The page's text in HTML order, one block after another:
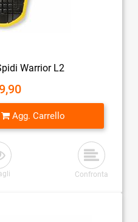
Warrior L2
Agg. Carrello
Confronta